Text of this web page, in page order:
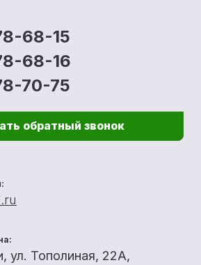
68-15
68-16
70-75
обратный звонок
ул. Тополиная, 22А,